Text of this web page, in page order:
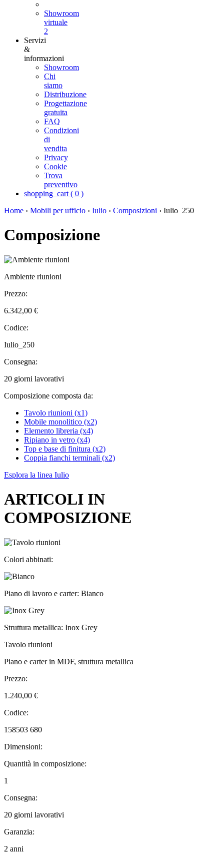
Showroom
virtuale
2
Servizi
&
informazioni
Showroom
Chi
siamo
Distribuzione
Progettazione
gratuita
FAQ
Condizioni
di
vendita
Privacy
Cookie
Trova
preventivo
shopping_cart ( 0 )
Home › Mobili per ufficio › Iulio › Composizioni › Iulio_250
Composizione
Ambiente riunioni
Prezzo:
6.342,00 €
Codice:
Iulio_250
Consegna:
20 giorni lavorativi
Composizione composta da:
Tavolo riunioni (x1)
Mobile monolitico (x2)
Elemento libreria (x4)
Ripiano in vetro (x4)
Top e base di finitura (x2)
Coppia fianchi terminali (x2)
Esplora la linea Iulio
ARTICOLI IN
COMPOSIZIONE
Colori abbinati:
Piano di lavoro e carter: Bianco
Struttura metallica: Inox Grey
Tavolo riunioni
Piano e carter in MDF, struttura metallica
Prezzo:
1.240,00 €
Codice:
158503 680
Dimensioni:
Quantità in composizione:
1
Consegna:
20 giorni lavorativi
Garanzia:
2 anni